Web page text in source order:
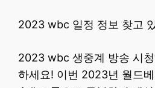
2023 wbc 일정 정보 찾고
2023 wbc 생중계 방송 시
하세요! 이번 2023년 월드